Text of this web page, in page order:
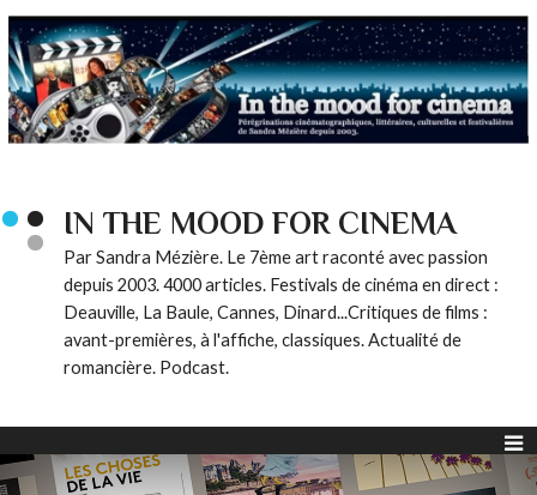
IN THE MOOD FOR CINEMA
Par Sandra Mézière. Le 7ème art raconté avec passion
depuis 2003. 4000 articles. Festivals de cinéma en direct :
Deauville, La Baule, Cannes, Dinard...Critiques de films :
avant-premières, à l'affiche, classiques. Actualité de
romancière. Podcast.